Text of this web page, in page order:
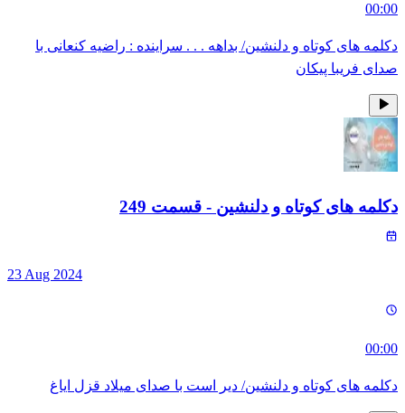
00:00
دکلمه های کوتاه و دلنشین/ بداهه . . . سراینده : راضیه کنعانی با
صدای فریبا پیکان
دکلمه های کوتاه و دلنشین - قسمت 249
23 Aug 2024
00:00
دکلمه های کوتاه و دلنشین/ دیر است با صدای میلاد قزل ایاغ